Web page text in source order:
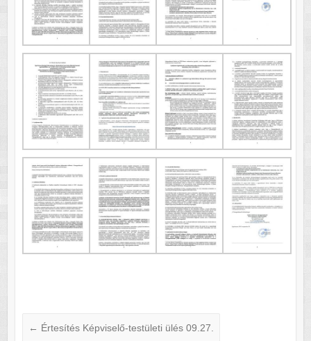
← Értesítés Képviselő-testületi ülés 09.27.